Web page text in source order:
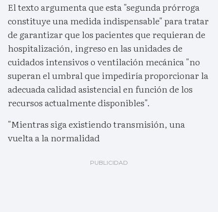
El texto argumenta que esta "segunda prórroga
constituye una medida indispensable" para tratar
de garantizar que los pacientes que requieran de
hospitalización, ingreso en las unidades de
cuidados intensivos o ventilación mecánica "no
superan el umbral que impediría proporcionar la
adecuada calidad asistencial en función de los
recursos actualmente disponibles".
"Mientras siga existiendo transmisión, una
vuelta a la normalidad